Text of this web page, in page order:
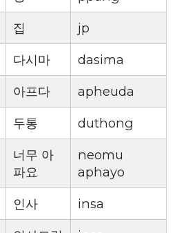
집
jp
다시마
dasima
아프다
apheuda
두통 duthong
너무 아
파요
neomu
aphayo
인사 insa